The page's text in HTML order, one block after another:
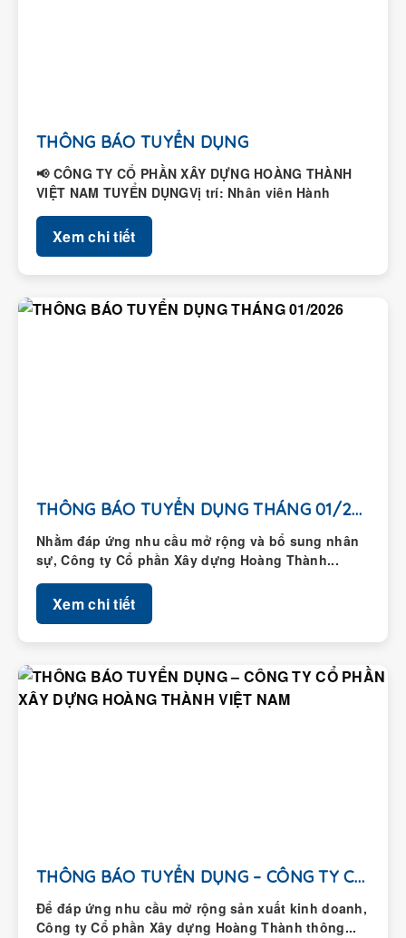
THÔNG BÁO TUYỂN DỤNG
📢 CÔNG TY CỔ PHẦN XÂY DỰNG HOÀNG THÀNH
VIỆT NAM TUYỂN DỤNGVị trí: Nhân viên Hành
chính – Nhân...
Xem chi tiết
THÔNG BÁO TUYỂN DỤNG THÁNG 01/2026
Nhằm đáp ứng nhu cầu mở rộng và bổ sung nhân
sự, Công ty Cổ phần Xây dựng Hoàng Thành...
Xem chi tiết
THÔNG BÁO TUYỂN DỤNG – CÔNG TY CỔ...
Để đáp ứng nhu cầu mở rộng sản xuất kinh doanh,
Công ty Cổ phần Xây dựng Hoàng Thành thông...